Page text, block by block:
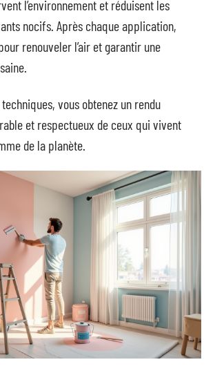
l’environnement et réduisent les
nocifs. Après chaque application,
renouveler l’air et garantir une
vous obtenez un rendu
et respectueux de ceux qui vivent
de la planète.